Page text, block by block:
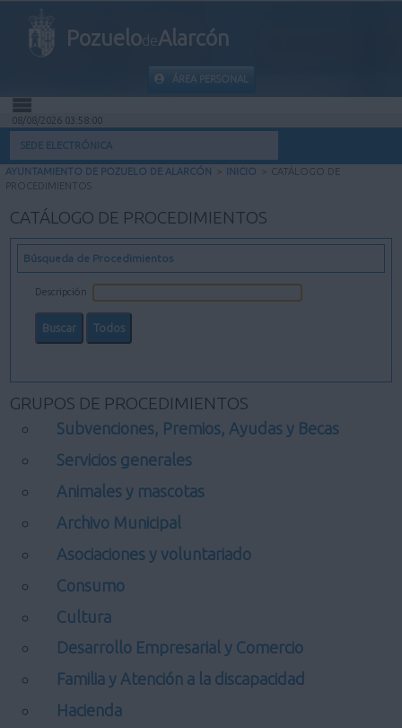
PozuelodeAlarcón
ÁREA PERSONAL
INICIO
INFORMACIÓN PÚBLICA
MI CARPETA
INFORMACIÓN MUNICIPAL
08/08/2026 03:58:01
SEDE ELECTRÓNICA
AYUNTAMIENTO DE POZUELO DE ALARCÓN > INICIO > CATÁLOGO DE
PROCEDIMIENTOS
CATÁLOGO DE PROCEDIMIENTOS
Búsqueda de Procedimientos
Descripción
GRUPOS DE PROCEDIMIENTOS
Subvenciones, Premios, Ayudas y Becas
Servicios generales
Animales y mascotas
Archivo Municipal
Asociaciones y voluntariado
Consumo
Cultura
Desarrollo Empresarial y Comercio
Familia y Atención a la discapacidad
Hacienda